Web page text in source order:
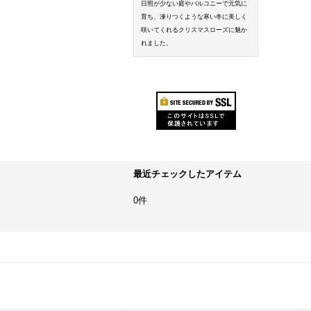
日照が少ない庭やバルコニーで元気に
育ち、凍りつくような寒い冬に美しく
咲いてくれるクリスマスローズに魅か
れました。
最近チェックしたアイテム
0件